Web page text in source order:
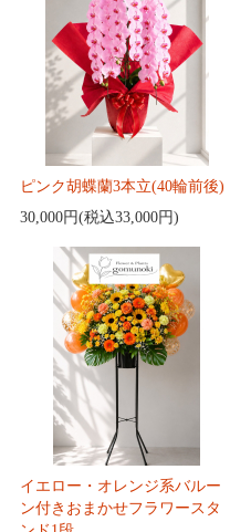
ピンク胡蝶蘭3本立(40輪前後)
30,000円(税込33,000円)
イエロー・オレンジ系バルー
ン付きおまかせフラワースタ